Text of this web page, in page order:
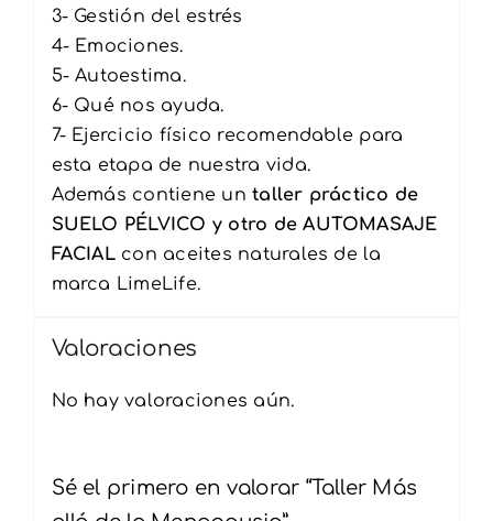
3- Gestión del estrés
4- Emociones.
5- Autoestima.
6- Qué nos ayuda.
7- Ejercicio físico recomendable para
esta etapa de nuestra vida.
Además contiene untaller práctico de
SUELO PÉLVICO y otro de AUTO MASAJE
FACIALcon aceites naturales de la
marca LimeLife.
Valoraciones
No hay valoraciones aún.
Sé el primero en valorar “Taller Más